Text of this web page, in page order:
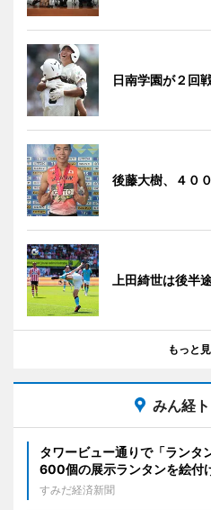
日南学園が２回
後藤大樹、４０
上田綺世は後
もっと
みん経
タワービュー通りで「ラン
600個の展示ランタンを絵付
すみだ経済新聞